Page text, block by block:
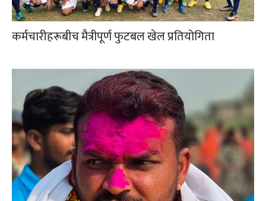
कर्मचारीहरूबीच मैत्रीपूर्ण फुटबल खेल प्रतियोगिता